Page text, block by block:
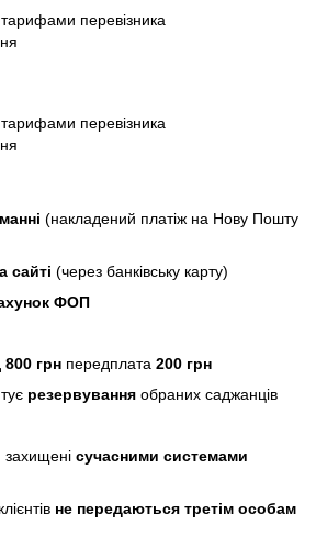
тарифами перевізника
тарифами перевізника
(накладений платіж на Нову Пошту
сайті (через банківську карту)
ФОП
800 грн передплата 200 грн
резервування обраних саджанців
захищені сучасними системами
не передаються третім особам